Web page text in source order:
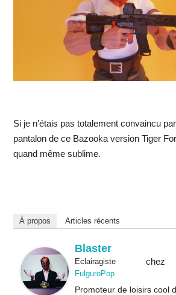
Si je n’étais pas totalement convaincu
pantalon de ce Bazooka version Tiger
quand même sublime.
À propos Articles récents
Blaster
Eclairagistechez
FulguroPop
Promoteur de loisirs cool